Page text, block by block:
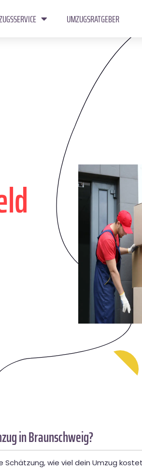
UMZUGSRATGEBER
in Braunschweig?
wie viel dein Umzug